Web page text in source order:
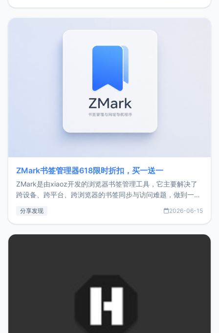
ZMark书签管理器618限时折扣，买一送一
ZMark是由xiaoz开发的浏览器书签管理工具，它主要解决了
跨设备、跨平台、跨浏览器的书签同步与访问难题，做到一处
用，让管理更高效。ZMark官网地址：
分享发现 2026-06-15